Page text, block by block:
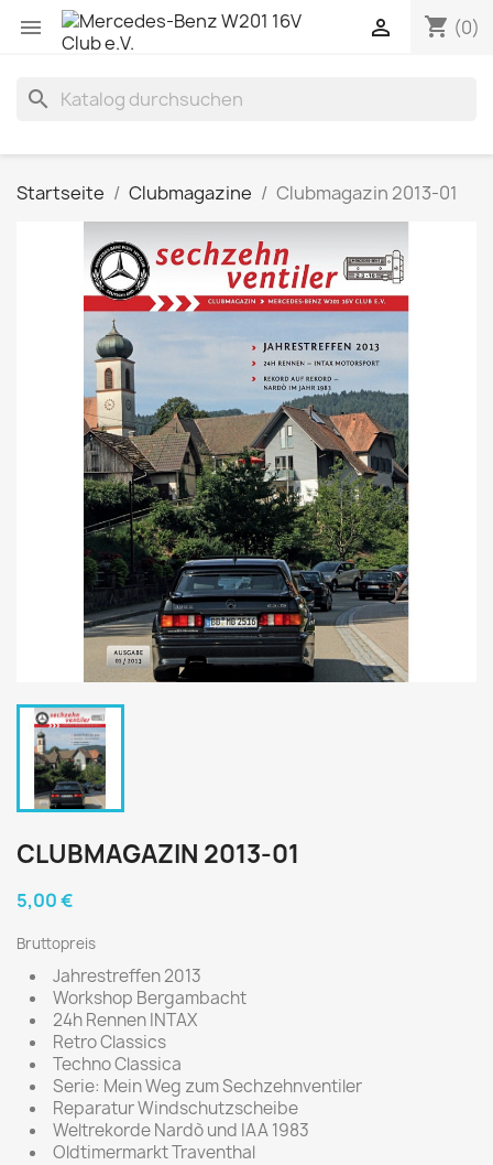
 shopping_cart (0)

search
Startseite Clubmagazine Clubmagazin 2013-01
CLUBMAGAZIN 2013-01
5,00 €
Bruttopreis
Jahrestreffen 2013
Workshop Bergambacht
24h Rennen INTAX
Retro Classics
Techno Classica
Serie: Mein Weg zum Sechzehnventiler
Reparatur Windschutzscheibe
Weltrekorde Nardò und IAA 1983
Oldtimermarkt Traventhal